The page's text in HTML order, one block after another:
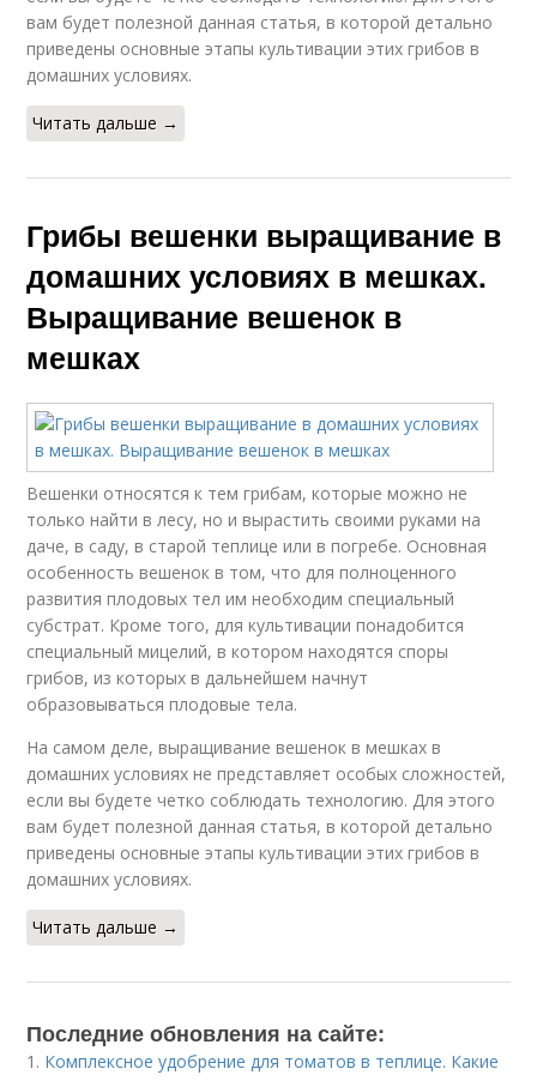
вам будет полезной данная статья, в которой детально
приведены основные этапы культивации этих грибов в
домашних условиях.
Читать дальше →
Грибы вешенки выращивание в
домашних условиях в мешках.
Выращивание вешенок в
мешках
Вешенки относятся к тем грибам, которые можно не
только найти в лесу, но и вырастить своими руками на
даче, в саду, в старой теплице или в погребе. Основная
особенность вешенок в том, что для полноценного
развития плодовых тел им необходим специальный
субстрат. Кроме того, для культивации понадобится
специальный мицелий, в котором находятся споры
грибов, из которых в дальнейшем начнут
образовываться плодовые тела.
На самом деле, выращивание вешенок в мешках в
домашних условиях не представляет особых сложностей,
если вы будете четко соблюдать технологию. Для этого
вам будет полезной данная статья, в которой детально
приведены основные этапы культивации этих грибов в
домашних условиях.
Читать дальше →
Последние обновления на сайте:
1. Комплексное удобрение для томатов в теплице. Какие